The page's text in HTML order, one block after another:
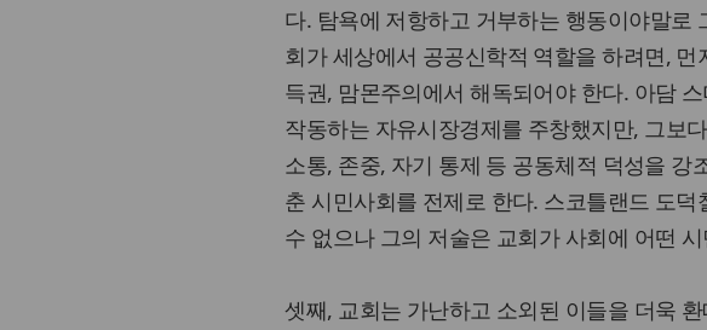
다. 탐욕에 저항하고 거부하는 행동이야말로
회가 세상에서 공공신학적 역할을 하려면,
득권, 맘몬주의에서 해독되어야 한다. 아담 스
작동하는 자유시장경제를 주창했지만, 그보
소통, 존중, 자기 통제 등 공동체적 덕성을
춘 시민사회를 전제로 한다. 스코틀랜드 도
수 없으나 그의 저술은 교회가 사회에 어떤
셋째, 교회는 가난하고 소외된 이들을 더욱